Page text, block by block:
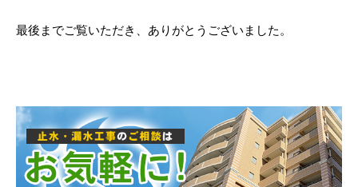
最後までご覧いただき、ありがとうございました。